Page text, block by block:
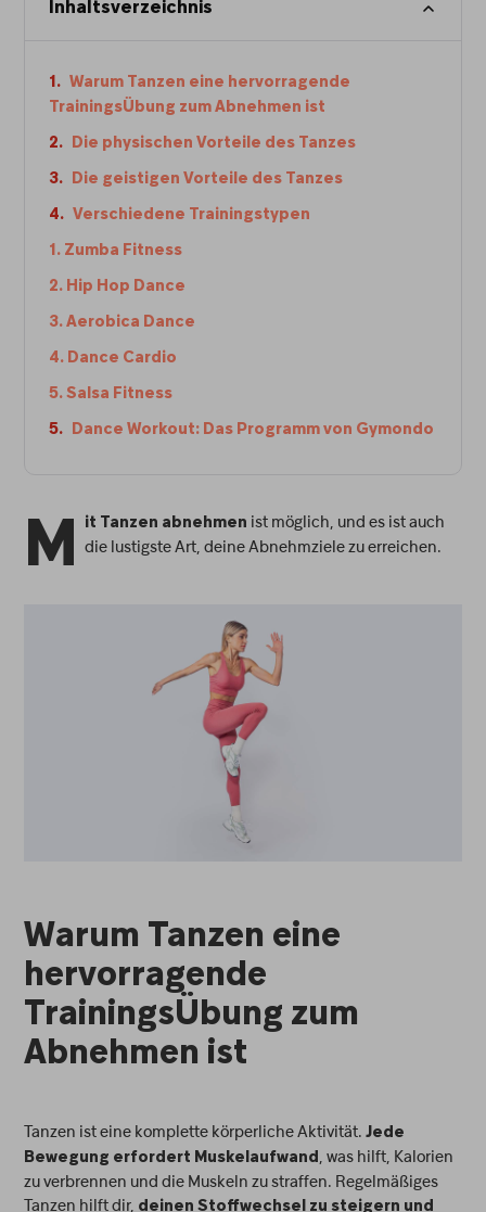
Inhaltsverzeichnis
Warum Tanzen eine hervorragende
TrainingsÜbung zum Abnehmen ist
Die physischen Vorteile des Tanzes
Die geistigen Vorteile des Tanzes
Verschiedene Trainingstypen
1. Zumba Fitness
2. Hip Hop Dance
3. Aerobica Dance
4. Dance Cardio
5. Salsa Fitness
Dance Workout: Das Programm von Gymondo
M it Tanzen abnehmen ist möglich, und es ist auch
die lustigste Art, deine Abnehmziele zu erreichen.
Warum Tanzen eine
hervorragende
TrainingsÜbung zum
Abnehmen ist
Tanzen ist eine komplette körperliche Aktivität.Jede
Bewegung erfordert Muskelaufwand , was hilft, Kalorien
zu verbrennen und die Muskeln zu straffen. Regelmäßiges
Tanzen hilft dir, deinen Stoffwechsel zu steigern und